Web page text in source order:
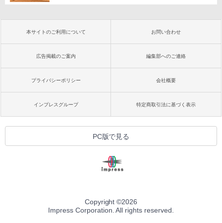
本サイトのご利用について お問い合わせ
広告掲載のご案内 編集部へのご連絡
プライバシーポリシー 会社概要
インプレスグループ 特定商取引法に基づく表示
PC版で見る
Copyright ©2026
Impress Corporation. All rights reserved.